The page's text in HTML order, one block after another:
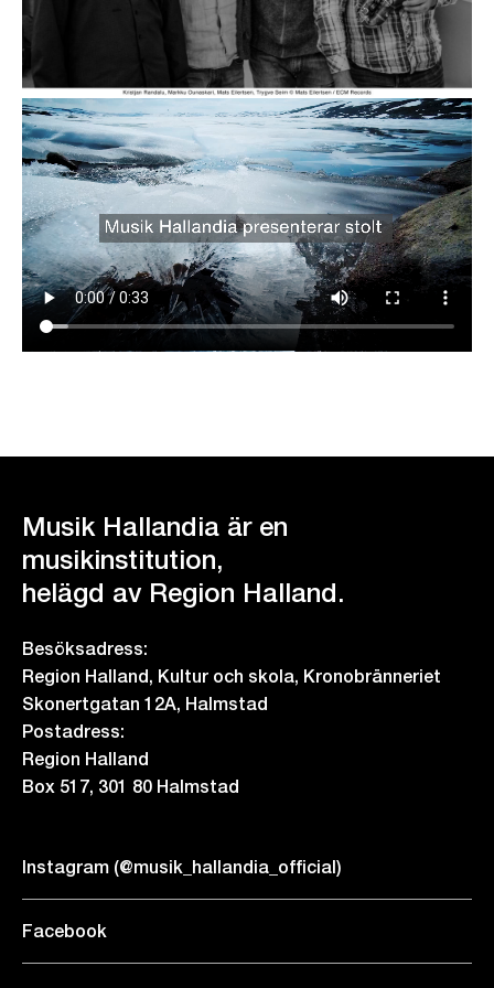
Musik Hallandia är en
musikinstitution,
helägd av Region Halland.
Besöksadress:
Region Halland, Kultur och skola, Kronobränneriet
Skonertgatan 12A, Halmstad
Postadress:
Region Halland
Box 517, 301 80 Halmstad
Instagram (@musik_hallandia_official)
Facebook